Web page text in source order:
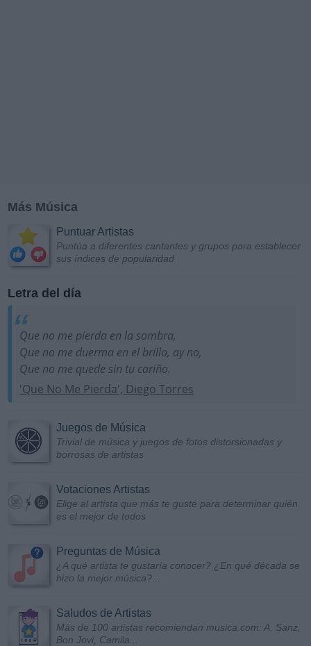
Más Música
Puntuar Artistas
Puntúa a diferentes cantantes y grupos para establecer
sus índices de popularidad
Letra del día
Que no me pierda en la sombra,
Que no me duerma en el brillo, ay no,
Que no me quede sin tu cariño.
'Que No Me Pierda', Diego Torres
Juegos de Música
Trivial de música y juegos de fotos distorsionadas y
borrosas de artistas
Votaciones Artistas
Elige al artista que más te guste para determinar quién
es el mejor de todos
Preguntas de Música
¿A qué artista te gustaría conocer? ¿En qué década se
hizo la mejor música?...
Saludos de Artistas
Más de 100 artistas recomiendan musica.com: A. Sanz,
Bon Jovi, Camila...